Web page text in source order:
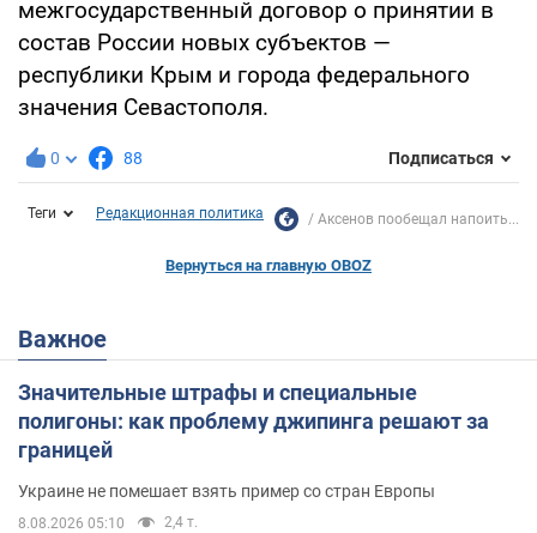
межгосударственный договор о принятии в
состав России новых субъектов —
республики Крым и города федерального
значения Севастополя.
0 88 Подписаться
Теги Редакционная политика Аксенов пообещал напоить...
Вернуться на главную OBOZ
Важное
Значительные штрафы и специальные
полигоны: как проблему джипинга решают за
границей
Украине не помешает взять пример со стран Европы
8.08.2026 05:10 2,4 т.